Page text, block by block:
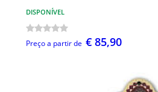
DISPONÍVEL
Preço a partir de € 85,90